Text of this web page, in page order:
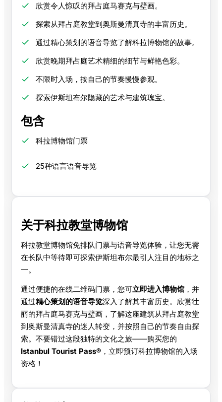
欣赏令人惊叹的拜占庭马赛克与壁画。
探索从拜占庭教堂到奥斯曼清真寺的丰富历史。
通过精心策划的语音导览了解科拉博物馆的故事。
欣赏晚期拜占庭艺术精细的细节与鲜艳色彩。
不限时入场，按自己的节奏慢慢参观。
探索伊斯坦布尔隐藏的艺术与建筑瑰宝。
包含
科拉博物馆门票
25种语言语音导览
关于科拉教堂博物馆
科拉教堂博物馆免排队门票与语音导览体验，让您无需
在长队中等待即可探索伊斯坦布尔最引人注目的地标之
一。
通过便捷的在线二维码门票，您可立即进入博物馆 ，并
通过精心策划的语音导览深入了解其丰富历史。欣赏壮
丽的拜占庭马赛克与壁画，了解这座建筑从拜占庭教堂
到奥斯曼清真寺的迷人转变，并按照自己的节奏自由探
索。不要错过这段独特的文化之旅——购买您的
Istanbul Tourist Pass® ，立即预订科拉博物馆的入场
资格！